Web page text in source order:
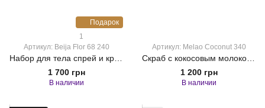
Подарок
1
Артикул: Beija Flor 68 240
1 700 грн
В наличии
Артикул: Melao Coconut 340
1 200 грн
В наличии